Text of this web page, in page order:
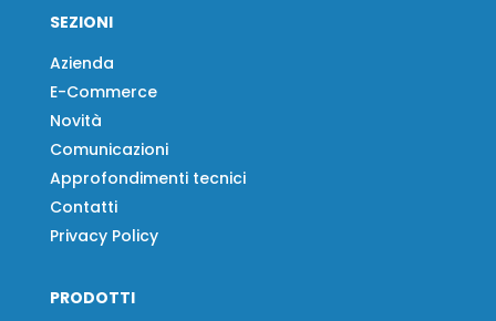
SEZIONI
Azienda
E-Commerce
Novità
Comunicazioni
Approfondimenti tecnici
Contatti
Privacy Policy
PRODOTTI